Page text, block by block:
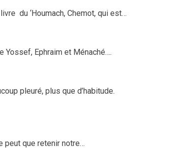
du ‘Houmach, Chemot, qui est…
Yossef, Ephraim et Ménaché….
pleuré, plus que d’habitude.
peut que retenir notre…